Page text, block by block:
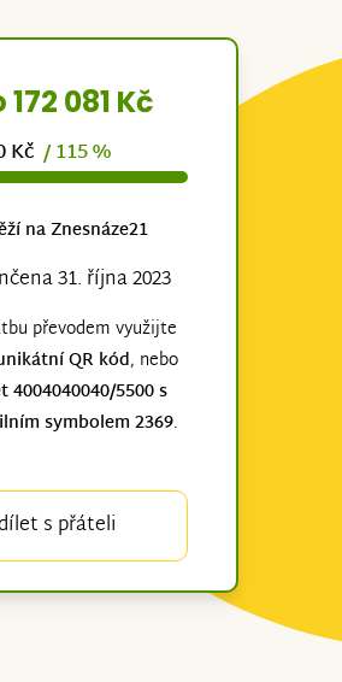
081 Kč
Kč / 115 %
na Znesnáze21
31. října 2023
převodem využijte
QR kód, nebo
4004040040/5500 s
symbolem 2369.
s přáteli